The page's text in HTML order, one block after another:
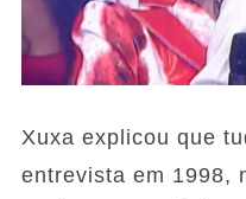
Xuxa explicou que
entrevista em 1998,